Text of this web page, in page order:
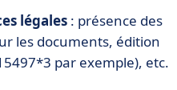
légales : présence des
les documents, édition
par exemple), etc.